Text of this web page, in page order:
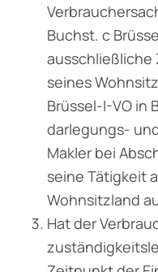
Buchst. c
ausschließliche
seines
Brüssel-I-VO in
darlegungs-
Makler bei
seine Tätigkeit
Wohnsitzland
Hat der